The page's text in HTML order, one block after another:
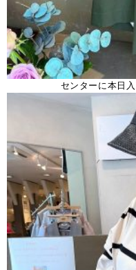
センターに本日